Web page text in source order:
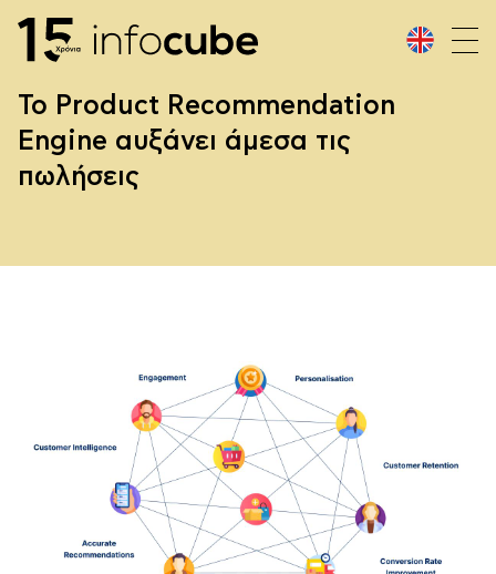
Το Product Recommendation
Engine αυξάνει άμεσα τις
πωλήσεις